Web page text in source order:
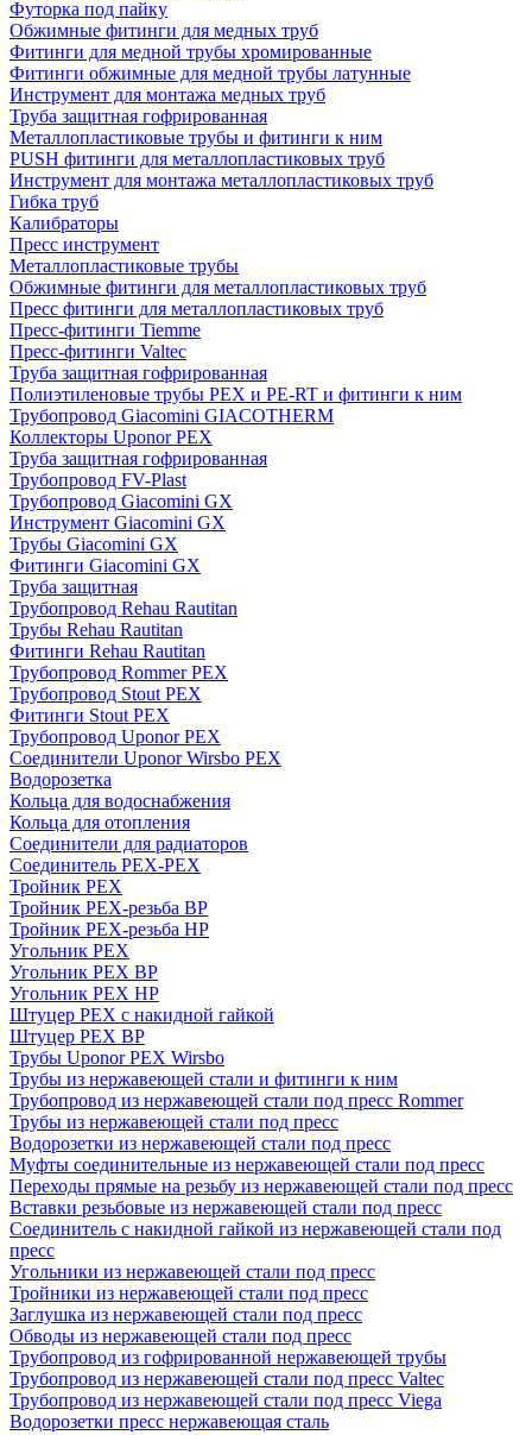
Футорка под пайку
Обжимные фитинги для медных труб
Фитинги для медной трубы хромированные
Фитинги обжимные для медной трубы латунные
Инструмент для монтажа медных труб
Труба защитная гофрированная
Металлопластиковые трубы и фитинги к ним
PUSH фитинги для металлопластиковых труб
Инструмент для монтажа металлопластиковых труб
Гибка труб
Калибраторы
Пресс инструмент
Металлопластиковые трубы
Обжимные фитинги для металлопластиковых труб
Пресс фитинги для металлопластиковых труб
Пресс-фитинги Tiemme
Пресс-фитинги Valtec
Труба защитная гофрированная
Полиэтиленовые трубы PEX и PE-RT и фитинги к ним
Трубопровод Giacomini GIACOTHERM
Коллекторы Uponor PEX
Труба защитная гофрированная
Трубопровод FV-Plast
Трубопровод Giacomini GX
Инструмент Giacomini GX
Трубы Giacomini GX
Фитинги Giacomini GX
Труба защитная
Трубопровод Rehau Rautitan
Трубы Rehau Rautitan
Фитинги Rehau Rautitan
Трубопровод Rommer PEX
Трубопровод Stout PEX
Фитинги Stout PEX
Трубопровод Uponor PEX
Соединители Uponor Wirsbo PEX
Водорозетка
Кольца для водоснабжения
Кольца для отопления
Соединители для радиаторов
Соединитель PEX-PEX
Тройник PEX
Тройник PEX-резьба ВР
Тройник PEX-резьба НР
Угольник PEX
Угольник PEX ВР
Угольник PEX НР
Штуцер PEX c накидной гайкой
Штуцер PEX ВР
Трубы Uponor PEX Wirsbo
Трубы из нержавеющей стали и фитинги к ним
Трубопровод из нержавеющей стали под пресс Rommer
Трубы из нержавеющей стали под пресс
Водорозетки из нержавеющей стали под пресс
Муфты соединительные из нержавеющей стали под пресс
Переходы прямые на резьбу из нержавеющей стали под пресс
Вставки резьбовые из нержавеющей стали под пресс
Соединитель с накидной гайкой из нержавеющей стали под
пресс
Угольники из нержавеющей стали под пресс
Тройники из нержавеющей стали под пресс
Заглушка из нержавеющей стали под пресс
Обводы из нержавеющей стали под пресс
Трубопровод из гофрированной нержавеющей трубы
Трубопровод из нержавеющей стали под пресс Valtec
Трубопровод из нержавеющей стали под пресс Viega
Водорозетки пресс нержавеющая сталь